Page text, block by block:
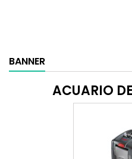
BANNER
ACUARIO